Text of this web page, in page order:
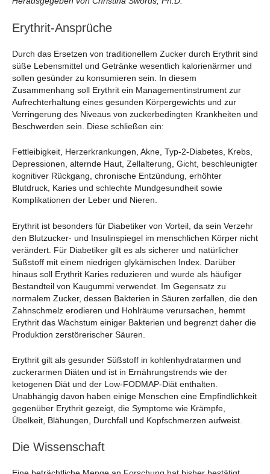
Erythrit-Ansprüche
Durch das Ersetzen von traditionellem Zucker durch Erythrit sind
süße Lebensmittel und Getränke wesentlich kalorienärmer und
sollen gesünder zu konsumieren sein. In diesem
Zusammenhang soll Erythrit ein Managementinstrument zur
Aufrechterhaltung eines gesunden Körpergewichts und zur
Verringerung des Niveaus von zuckerbedingten Krankheiten und
Beschwerden sein. Diese schließen ein:
Fettleibigkeit, Herzerkrankungen, Akne, Typ-2-Diabetes, Krebs,
Depressionen, alternde Haut, Zellalterung, Gicht, beschleunigter
kognitiver Rückgang, chronische Entzündung, erhöhter
Blutdruck, Karies und schlechte Mundgesundheit sowie
Komplikationen der Leber und Nieren.
Erythrit ist besonders für Diabetiker von Vorteil, da sein Verzehr
den Blutzucker- und Insulinspiegel im menschlichen Körper nicht
verändert. Für Diabetiker gilt es als sicherer und natürlicher
Süßstoff mit einem niedrigen glykämischen Index. Darüber
hinaus soll Erythrit Karies reduzieren und wurde als häufiger
Bestandteil von Kaugummi verwendet. Im Gegensatz zu
normalem Zucker, dessen Bakterien in Säuren zerfallen, die den
Zahnschmelz erodieren und Hohlräume verursachen, hemmt
Erythrit das Wachstum einiger Bakterien und begrenzt daher die
Produktion zerstörerischer Säuren.
Erythrit gilt als gesunder Süßstoff in kohlenhydratarmen und
zuckerarmen Diäten und ist in Ernährungstrends wie der
ketogenen Diät und der Low-FODMAP-Diät enthalten.
Unabhängig davon haben einige Menschen eine Empfindlichkeit
gegenüber Erythrit gezeigt, die Symptome wie Krämpfe,
Übelkeit, Blähungen, Durchfall und Kopfschmerzen aufweist.
Die Wissenschaft